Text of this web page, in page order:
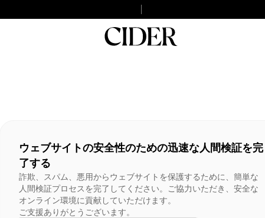
ウェブサイトの安全性のための迅速な人間検証を完
了する
詐欺、スパム、悪用からウェブサイトを保護するために、簡単な
人間検証プロセスを完了してください。ご協力いただき、安全な
オンライン環境に貢献していただけます。
ご支援ありがとうございます。